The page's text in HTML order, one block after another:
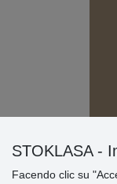
STOKLASA -
Facendo clic su